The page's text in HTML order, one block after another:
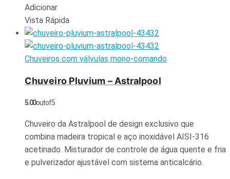
Adicionar
Vista Rápida
Chuveiros com válvulas mono-comando
Chuveiro Pluvium – Astralpool
5.00out of 5
Chuveiro da Astralpool de design exclusivo que
combina madeira tropical e aço inoxidável AISI-316
acetinado. Misturador de controle de água quente e fria
e pulverizador ajustável com sistema anticalcário.